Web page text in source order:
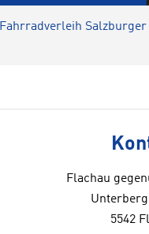
Fahrradverleih
Flachau
5542